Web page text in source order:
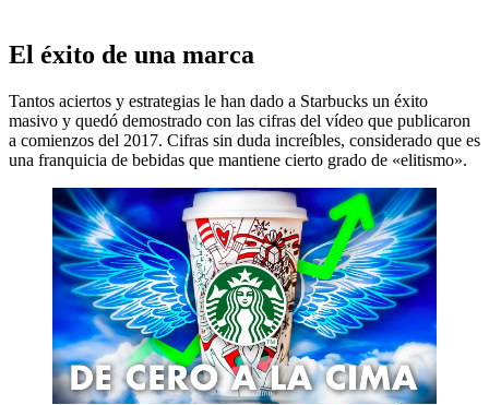
El éxito de una marca
Tantos aciertos y estrategias le han dado a Starbucks un éxito
masivo y quedó demostrado con las cifras del vídeo que publicaron
a comienzos del 2017. Cifras sin duda increíbles, considerado que es
una franquicia de bebidas que mantiene cierto grado de «elitismo».